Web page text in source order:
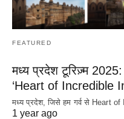
FEATURED
मध्य प्रदेश टूरिज़्म
‘Heart of Incredible
मध्य प्रदेश, जिसे हम गर्व से Heart
1 year ago